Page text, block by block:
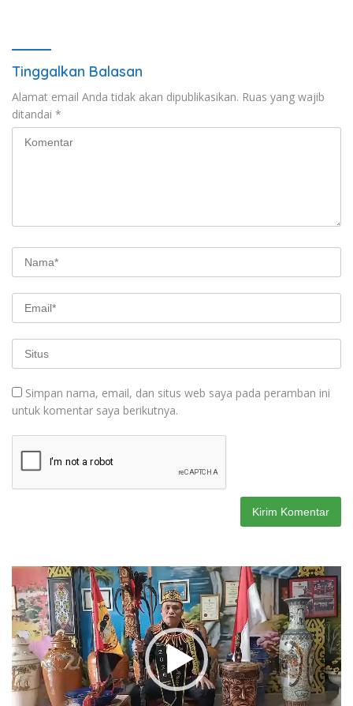
Tinggalkan Balasan
Alamat email Anda tidak akan dipublikasikan. Ruas yang wajib
ditandai *
Simpan nama, email, dan situs web saya pada peramban ini
untuk komentar saya berikutnya.
Pemutar
Video